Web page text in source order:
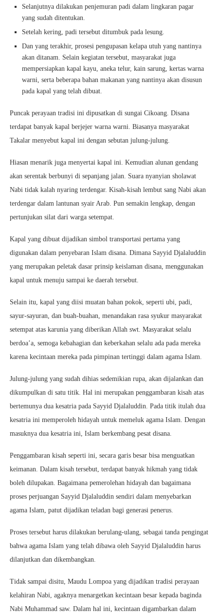
Selanjutnya dilakukan penjemuran padi dalam lingkaran pagar
yang sudah ditentukan.
Setelah kering, padi tersebut ditumbuk pada lesung.
Dan yang terakhir, prosesi pengupasan kelapa utuh yang nantinya
akan ditanam. Selain kegiatan tersebut, masyarakat juga
mempersiapkan kapal kayu, aneka telur, kain sarung, kertas warna
warni, serta beberapa bahan makanan yang nantinya akan disusun
pada kapal yang telah dibuat.
Puncak perayaan tradisi ini dipusatkan di sungai Cikoang. Disana
terdapat banyak kapal berjejer warna warni. Biasanya masyarakat
Takalar menyebut kapal ini dengan sebutan julung-julung.
Hiasan menarik juga menyertai kapal ini. Kemudian alunan gendang
akan serentak berbunyi di sepanjang jalan. Suara nyanyian sholawat
Nabi tidak kalah nyaring terdengar. Kisah-kisah lembut sang Nabi akan
terdengar dalam lantunan syair Arab. Pun semakin lengkap, dengan
pertunjukan silat dari warga setempat.
Kapal yang dibuat dijadikan simbol transportasi pertama yang
digunakan dalam penyebaran Islam disana. Dimana Sayyid Djalaluddin
yang merupakan peletak dasar prinsip keislaman disana, menggunakan
kapal untuk menuju sampai ke daerah tersebut.
Selain itu, kapal yang diisi muatan bahan pokok, seperti ubi, padi,
sayur-sayuran, dan buah-buahan, menandakan rasa syukur masyarakat
setempat atas karunia yang diberikan Allah swt. Masyarakat selalu
berdoa’a, semoga kebahagian dan keberkahan selalu ada pada mereka
karena kecintaan mereka pada pimpinan tertinggi dalam agama Islam.
Julung-julung yang sudah dihias sedemikian rupa, akan dijalankan dan
dikumpulkan di satu titik. Hal ini merupakan penggambaran kisah atas
bertemunya dua kesatria pada Sayyid Djalaluddin. Pada titik itulah dua
kesatria ini memperoleh hidayah untuk memeluk agama Islam. Dengan
masuknya dua kesatria ini, Islam berkembang pesat disana.
Penggambaran kisah seperti ini, secara garis besar bisa menguatkan
keimanan. Dalam kisah tersebut, terdapat banyak hikmah yang tidak
boleh dilupakan. Bagaimana pemerolehan hidayah dan bagaimana
proses perjuangan Sayyid Djalaluddin sendiri dalam menyebarkan
agama Islam, patut dijadikan teladan bagi generasi penerus.
Proses tersebut harus dilakukan berulang-ulang, sebagai tanda pengingat
bahwa agama Islam yang telah dibawa oleh Sayyid Djalaluddin harus
dilanjutkan dan dikembangkan.
Tidak sampai disitu, Maudu Lompoa yang dijadikan tradisi perayaan
kelahiran Nabi, agaknya menargetkan kecintaan besar kepada baginda
Nabi Muhammad saw. Dalam hal ini, kecintaan digambarkan dalam